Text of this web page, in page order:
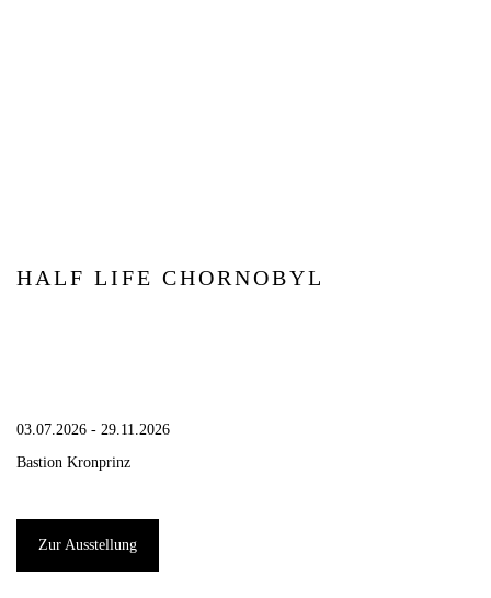
HALF LIFE CHORNOBYL
03.07.2026 - 29.11.2026
Bastion Kronprinz
Zur Ausstellung